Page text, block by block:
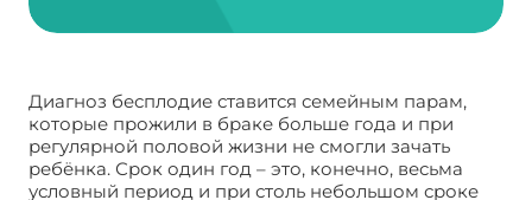
Диагноз бесплодие ставится семейным парам,
которые прожили в браке больше года и при
регулярной половой жизни не смогли зачать
ребёнка. Срок один год – это, конечно, весьма
условный период и при столь небольшом сроке